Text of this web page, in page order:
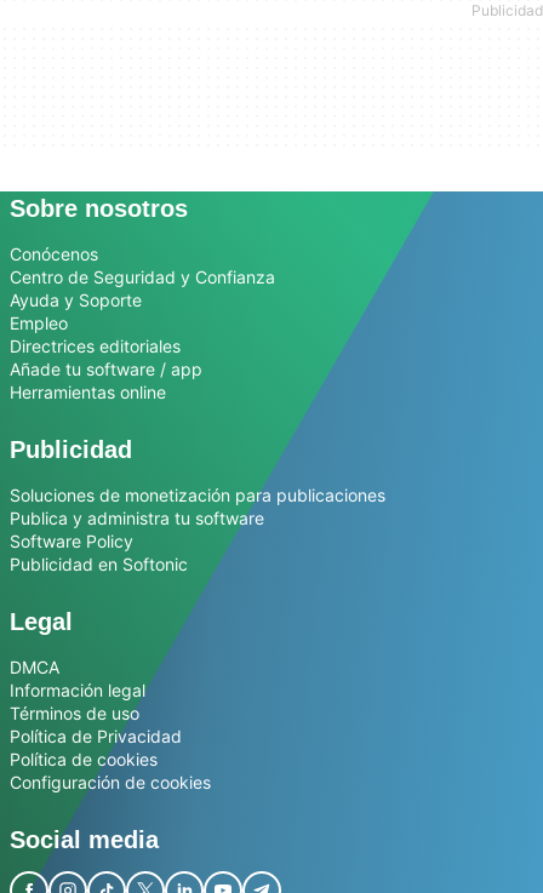
Sobre nosotros
Conócenos
Centro de Seguridad y Confianza
Ayuda y Soporte
Empleo
Directrices editoriales
Añade tu software / app
Herramientas online
Publicidad
Soluciones de monetización para publicaciones
Publica y administra tu software
Software Policy
Publicidad en Softonic
Legal
DMCA
Información legal
Términos de uso
Política de Privacidad
Política de cookies
Configuración de cookies
Social media